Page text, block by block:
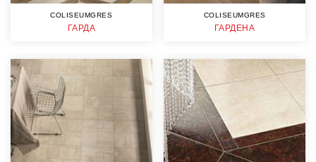
COLISEUMGRES
ГАРДА
COLISEUMGRES
ГАРДЕНА